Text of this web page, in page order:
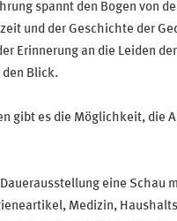
spannt den Bogen von
und der Geschichte der
Erinnerung an die Leiden
Blick.
gibt es die Möglichkeit,
eine Schau
Medizin,